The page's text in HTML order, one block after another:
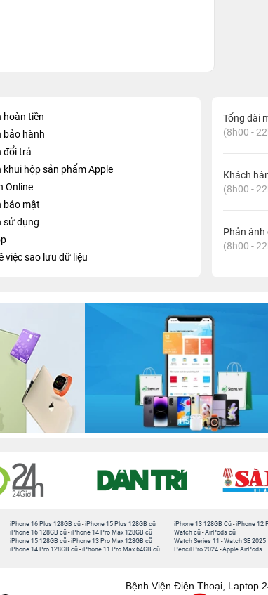
hoàn tiền
bảo hành
đổi trả
khui hộp sản phẩm Apple
Online
bảo mật
sử dụng
việc sao lưu dữ liệu
Tổng đài
(8h00 -
Khách
(8h00 -
Phản
(8h00 -
iPhone 16 Plus 128GB cũ -iPhone 15 Plus 128GB cũ
iPhone 16 128GB cũ -iPhone 14 Pro Max 128GB cũ
iPhone 15 128GB cũ -iPhone 13 Pro Max 128GB cũ
iPhone 14 Pro 128GB cũ -iPhone 11 Pro Max 64GB cũ
iPhone 13 128GB Cũ -iPhone 12
Watch cũ -AirPods cũ
Watch Series 11 -Watch SE 2025
Pencil Pro 2024 -Apple AirPods
Bệnh Viện Điện Thoại, Laptop